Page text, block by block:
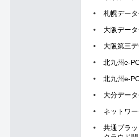
札幌デー
大阪デー
大阪第三
北九州e-
北九州e-
大分デー
ネットワ
共通プラ